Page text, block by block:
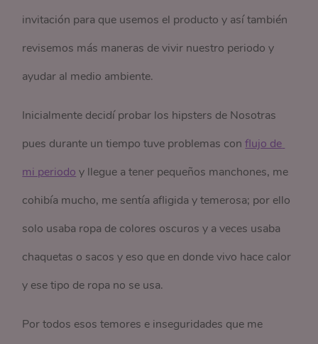
invitación para que usemos el producto y así también
revisemos más maneras de vivir nuestro periodo y
ayudar al medio ambiente.
Inicialmente decidí probar los hipsters de Nosotras
pues durante un tiempo tuve problemas conflujo de
mi periodo y llegue a tener pequeños manchones, me
cohibía mucho, me sentía afligida y temerosa; por ello
solo usaba ropa de colores oscuros y a veces usaba
chaquetas o sacos y eso que en donde vivo hace calor
y ese tipo de ropa no se usa.
Por todos esos temores e inseguridades que me